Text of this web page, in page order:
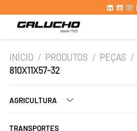
INÍCIO / PRODUTOS / PEÇAS /
810X11X57-32
AGRICULTURA
TRANSPORTES